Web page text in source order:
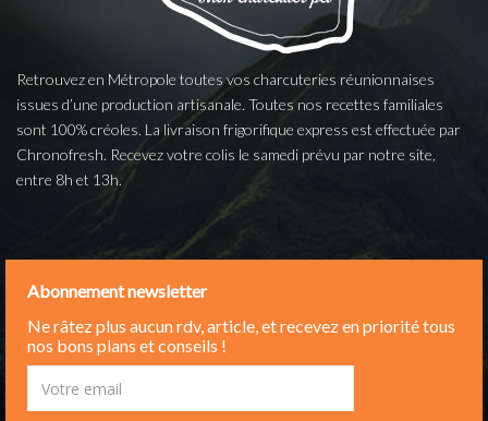
Retrouvez en Métropole toutes vos charcuteries réunionnaises
issues d’une production artisanale. Toutes nos recettes familiales
sont 100% créoles. La livraison frigorifique express est effectuée par
Chronofresh. Recevez votre colis le samedi prévu par notre site,
entre 8h et 13h.
Abonnement newsletter
Ne râtez plus aucun rdv, article, et recevez en priorité tous
nos bons plans et conseils !